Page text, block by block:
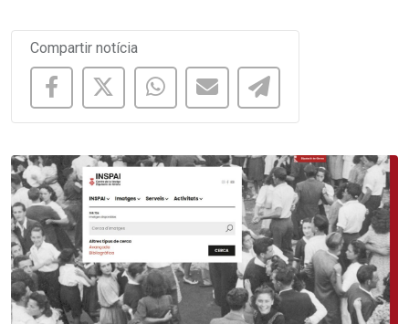
Compartir notícia